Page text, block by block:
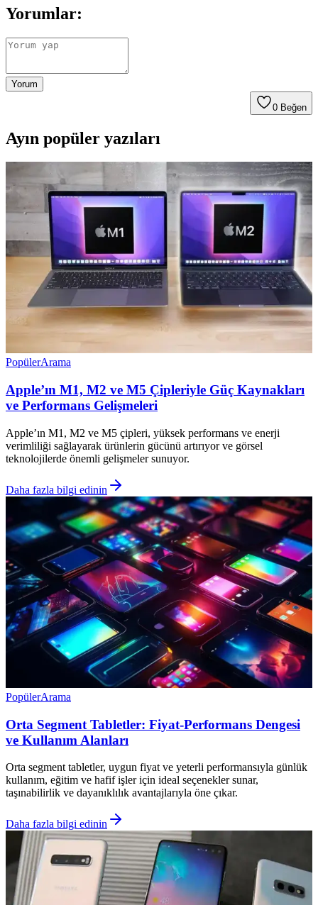
Yorumlar:
Yorum
0 Beğen
Ayın popüler yazıları
PopülerArama
Apple’ın M1, M2 ve M5 Çipleriyle Güç Kaynakları
ve Performans Gelişmeleri
Apple’ın M1, M2 ve M5 çipleri, yüksek performans ve enerji
verimliliği sağlayarak ürünlerin gücünü artırıyor ve görsel
teknolojilerde önemli gelişmeler sunuyor.
Daha fazla bilgi edinin
PopülerArama
Orta Segment Tabletler: Fiyat-Performans Dengesi
ve Kullanım Alanları
Orta segment tabletler, uygun fiyat ve yeterli performansıyla günlük
kullanım, eğitim ve hafif işler için ideal seçenekler sunar,
taşınabilirlik ve dayanıklılık avantajlarıyla öne çıkar.
Daha fazla bilgi edinin